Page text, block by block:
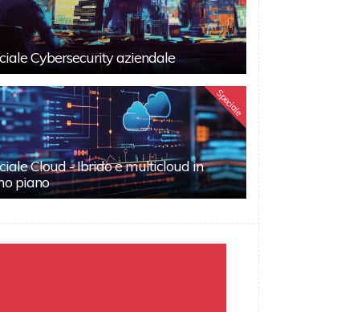
Cybersecurity aziendale
Speciale
Cloud - Ibrido e multicloud in
piano